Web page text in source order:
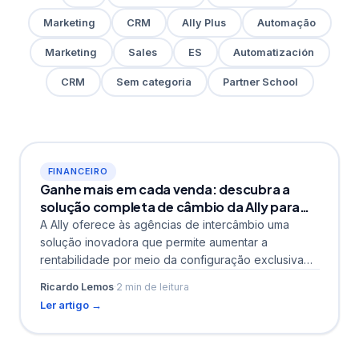
Marketing CRM Ally Plus Automação
Marketing Sales ES Automatización
CRM Sem categoria Partner School
FINANCEIRO
Ganhe mais em cada venda: descubra a
solução completa de câmbio da Ally para
agências de intercâmbio
A Ally oferece às agências de intercâmbio uma
solução inovadora que permite aumentar a
rentabilidade por meio da configuração exclusiva
Ricardo Lemos·2 min de leitura
Ler artigo →